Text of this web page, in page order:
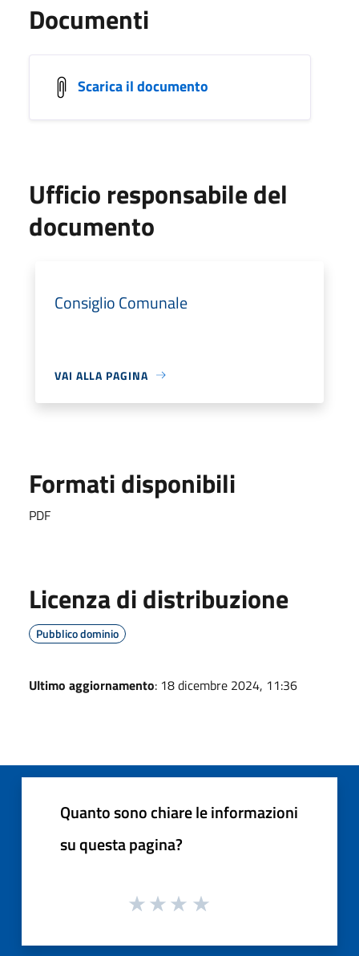
Documenti
Scarica il documento
Ufficio responsabile del
documento
Consiglio Comunale
VAI ALLA PAGINA
Formati disponibili
PDF
Licenza di distribuzione
Pubblico dominio
Ultimo aggiornamento: 18 dicembre 2024, 11:36
Quanto sono chiare le informazioni
su questa pagina?